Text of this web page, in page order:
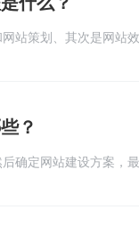
站策划、其次是网站
上线解析网站域名、
？
确定网站建设方案，